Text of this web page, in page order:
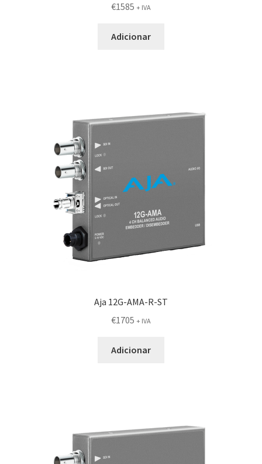
€1585 + IVA
Adicionar
Aja 12G-AMA-R-ST
€1705 + IVA
Adicionar